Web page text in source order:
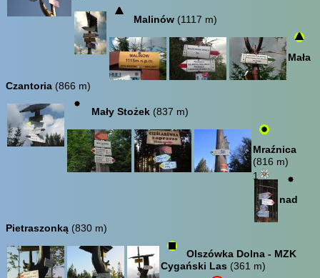
Malinów (1117 m)
Mała
Czantoria (866 m)
Mały Stożek (837 m)
Mraźnica
(816 m)
1
nad
Pietraszonką (830 m)
Olszówka Dolna - MZK
Cygański Las (361 m)